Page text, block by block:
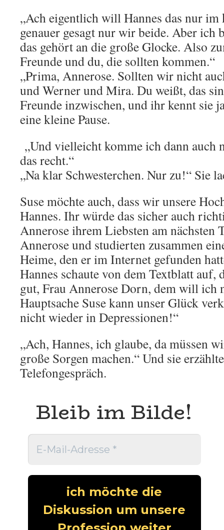
„Ach eigentlich will Hannes das nur
genauer gesagt nur wir beide. Aber ich
das gehört an die große Glocke. Also
Freunde und du, die sollten kommen.“
„Prima, Annerose. Sollten wir nicht
und Werner und Mira. Du weißt, das
Freunde inzwischen, und ihr kennt sie
eine kleine Pause.
„Und vielleicht komme ich dann auch
das recht.“
„Na klar Schwesterchen. Nur zu!“ Sie
Suse möchte auch, dass wir unsere
Hannes. Ihr würde das sicher auch
Annerose ihrem Liebsten am nächsten
Annerose und studierten zusammen
Heime, den er im Internet gefunden
Hannes schaute von dem Textblatt auf,
gut, Frau Annerose Dorn, dem will ich
Hauptsache Suse kann unser Glück
nicht wieder in Depressionen!“
„Ach, Hannes, ich glaube, da müssen
große Sorgen machen.“ Und sie
Telefongespräch.
Bleib im Bilde!